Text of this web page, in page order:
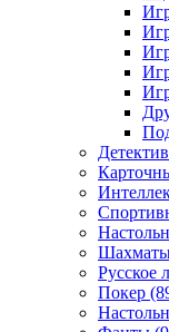
Русское
Покер